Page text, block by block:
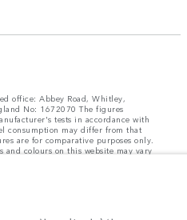
office: Abbey Road, Whitley,
No: 1672070 The figures
tests in accordance with
consumption may differ from that
are for comparative purposes only.
colours on this website may vary
ստանդարտ բնութագրերը։
տեղադրված այլ պարագաներն